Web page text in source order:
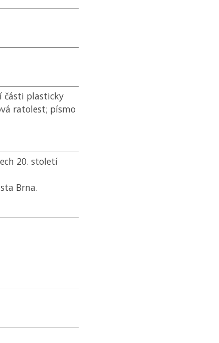
části plasticky
ratolest; písmo
20. století
Brna.